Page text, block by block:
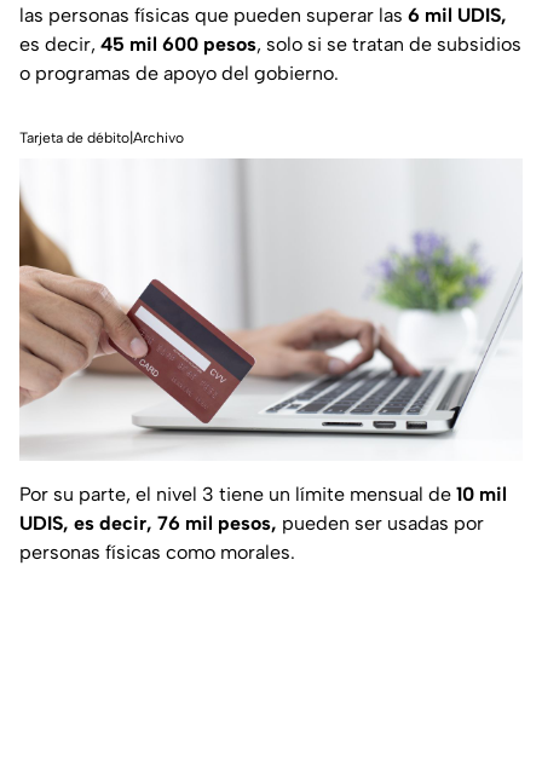
las personas físicas que pueden superar las 6 mil UDIS,
es decir, 45 mil 600 pesos, solo si se tratan de subsidios
o programas de apoyo del gobierno.
Tarjeta de débito|Archivo
Por su parte, el nivel 3 tiene un límite mensual de 10 mil
UDIS, es decir, 76 mil pesos, pueden ser usadas por
personas físicas como morales.